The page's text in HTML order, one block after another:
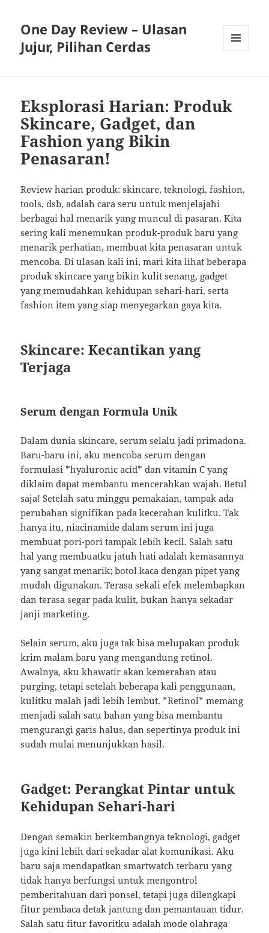
One Day Review – Ulasan
Jujur, Pilihan Cerdas
Eksplorasi Harian: Produk
Skincare, Gadget, dan
Fashion yang Bikin
Penasaran!
Review harian produk: skincare, teknologi, fashion,
tools, dsb, adalah cara seru untuk menjelajahi
berbagai hal menarik yang muncul di pasaran. Kita
sering kali menemukan produk-produk baru yang
menarik perhatian, membuat kita penasaran untuk
mencoba. Di ulasan kali ini, mari kita lihat beberapa
produk skincare yang bikin kulit senang, gadget
yang memudahkan kehidupan sehari-hari, serta
fashion item yang siap menyegarkan gaya kita.
Skincare: Kecantikan yang
Terjaga
Serum dengan Formula Unik
Dalam dunia skincare, serum selalu jadi primadona.
Baru-baru ini, aku mencoba serum dengan
formulasi *hyaluronic acid* dan vitamin C yang
diklaim dapat membantu mencerahkan wajah. Betul
saja! Setelah satu minggu pemakaian, tampak ada
perubahan signifikan pada kecerahan kulitku. Tak
hanya itu, niacinamide dalam serum ini juga
membuat pori-pori tampak lebih kecil. Salah satu
hal yang membuatku jatuh hati adalah kemasannya
yang sangat menarik; botol kaca dengan pipet yang
mudah digunakan. Terasa sekali efek melembapkan
dan terasa segar pada kulit, bukan hanya sekadar
janji marketing.
Selain serum, aku juga tak bisa melupakan produk
krim malam baru yang mengandung retinol.
Awalnya, aku khawatir akan kemerahan atau
purging, tetapi setelah beberapa kali penggunaan,
kulitku malah jadi lebih lembut. *Retinol* memang
menjadi salah satu bahan yang bisa membantu
mengurangi garis halus, dan sepertinya produk ini
sudah mulai menunjukkan hasil.
Gadget: Perangkat Pintar untuk
Kehidupan Sehari-hari
Dengan semakin berkembangnya teknologi, gadget
juga kini lebih dari sekadar alat komunikasi. Aku
baru saja mendapatkan smartwatch terbaru yang
tidak hanya berfungsi untuk mengontrol
pemberitahuan dari ponsel, tetapi juga dilengkapi
fitur pembaca detak jantung dan pemantauan tidur.
Salah satu fitur favoritku adalah mode olahraga